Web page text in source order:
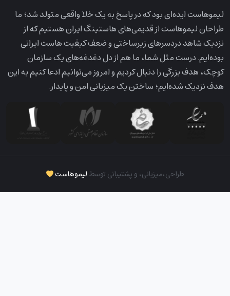
لیمو‌هاست ایده‌ای بود که در پاسخ به یک خلا واقعی متولد شد؛ ما
طراحان لیمو‌هاست از قدیمی‌های هاستینگ ایران هستیم که از
نزدیک شاهد دردسرهای زیرساختی و ضعف کیفیت هاست ایرانی
بوده‌ایم. درست مثل شما، ما هم از دل دغدغه‌های یک سازمان
کوچک، هدف بزرگی را دنبال کردیم و امروز می‌توانیم ادعا کنیم به این
هدف نزدیک شده‌ایم؛ ساختن یک میزبانی امن و پایدار.
طراحی،‌میزبانی، و پشتیبانی توسطلیموهاست